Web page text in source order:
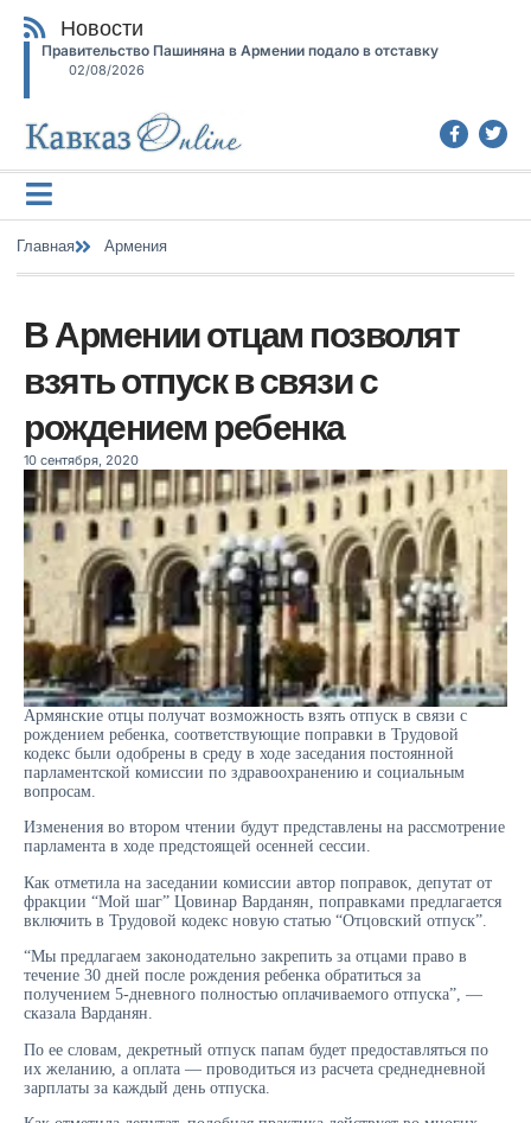
Новости
Правительство Пашиняна в Армении подало в отставку
02/08/2026
Главная Армения
В Армении отцам позволят
взять отпуск в связи с
рождением ребенка
10 сентября, 2020
Армянские отцы получат возможность взять отпуск в связи с
рождением ребенка, соответствующие поправки в Трудовой
кодекс были одобрены в среду в ходе заседания постоянной
парламентской комиссии по здравоохранению и социальным
вопросам.
Изменения во втором чтении будут представлены на рассмотрение
парламента в ходе предстоящей осенней сессии.
Как отметила на заседании комиссии автор поправок, депутат от
фракции “Мой шаг” Цовинар Варданян, поправками предлагается
включить в Трудовой кодекс новую статью “Отцовский отпуск”.
“Мы предлагаем законодательно закрепить за отцами право в
течение 30 дней после рождения ребенка обратиться за
получением 5-дневного полностью оплачиваемого отпуска”, —
сказала Варданян.
По ее словам, декретный отпуск папам будет предоставляться по
их желанию, а оплата — проводиться из расчета среднедневной
зарплаты за каждый день отпуска.